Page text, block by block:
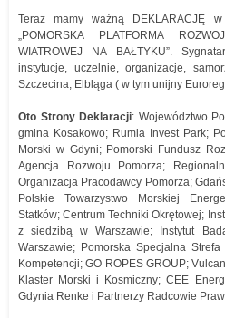
Teraz mamy ważną DEKLARACJĘ
„POMORSKA PLATFORMA
WIATROWEJ NA BAŁTYKU”.
instytucje, uczelnie, organizacje,
Szczecina, Elbląga ( w tym unijny
Oto Strony Deklaracji: Województwo
gmina Kosakowo; Rumia Invest Park;
Morski w Gdyni; Pomorski Fundusz
Agencja Rozwoju Pomorza;
Organizacja Pracodawcy Pomorza;
Polskie Towarzystwo Morskiej
Statków; Centrum Techniki Okrętowej;
z siedzibą w Warszawie; Instytut
Warszawie; Pomorska Specjalna
Kompetencji; GO ROPES GROUP;
Klaster Morski i Kosmiczny; CEE
Gdynia Renke i Partnerzy Radcowie